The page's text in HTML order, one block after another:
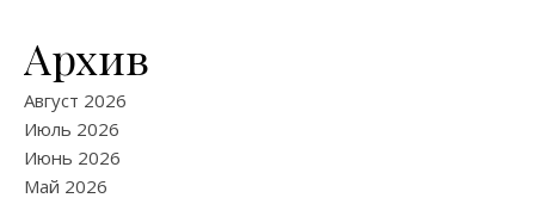
Архив
Август 2026
Июль 2026
Июнь 2026
Май 2026